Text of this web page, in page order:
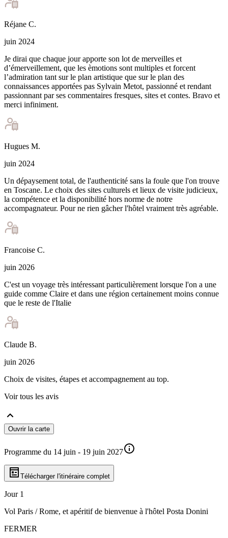
Réjane C.
juin 2024
Je dirai que chaque jour apporte son lot de merveilles et
d’émerveillement, que les èmotions sont multiples et forcent
l’admiration tant sur le plan artistique que sur le plan des
connaissances apportées pas Sylvain Metot, passionné et rendant
passionnant par ses commentaires fresques, sites et contes. Bravo et
merci infiniment.
Hugues M.
juin 2024
Un dépaysement total, de l'authenticité sans la foule que l'on trouve
en Toscane. Le choix des sites culturels et lieux de visite judicieux,
la compétence et la disponibilité hors norme de notre
accompagnateur. Pour ne rien gâcher l'hôtel vraiment très agréable.
Francoise C.
juin 2026
C'est un voyage très intéressant particulièrement lorsque l'on a une
guide comme Claire et dans une région certainement moins connue
que le reste de l'Italie
Claude B.
juin 2026
Choix de visites, étapes et accompagnement au top.
Voir tous les avis
Ouvrir la carte
Programme du 14 juin - 19 juin 2027
Télécharger l'itinéraire complet
Jour 1
Vol Paris / Rome, et apéritif de bienvenue à l'hôtel Posta Donini
FERMER